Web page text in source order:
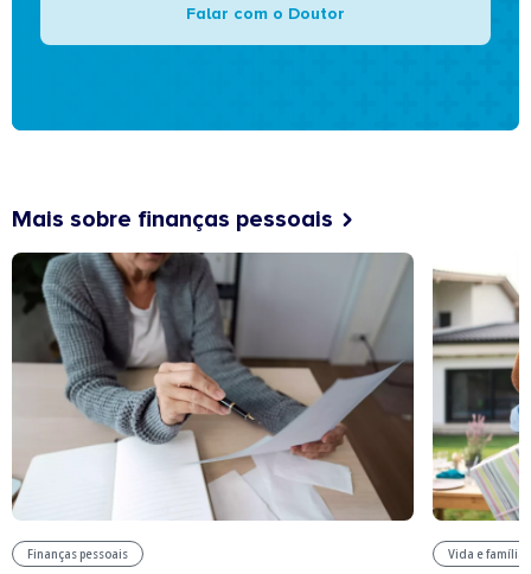
Falar com o Doutor
Mais sobre finanças pessoais
Finanças pessoais Vida e família